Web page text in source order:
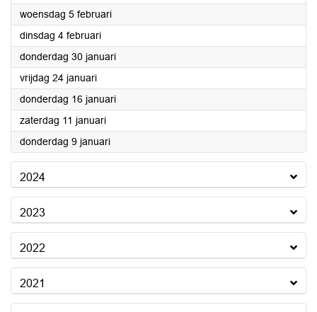
woensdag 5 februari2025
dinsdag 4 februari2025
donderdag 30 januari2025
vrijdag 24 januari2025
donderdag 16 januari2025
zaterdag 11 januari2025
donderdag 9 januari2025
2024
2023
2022
2021